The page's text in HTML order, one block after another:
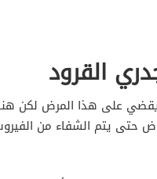
القرود
يقضي على هذا المرض لكن
حتى يتم الشفاء من